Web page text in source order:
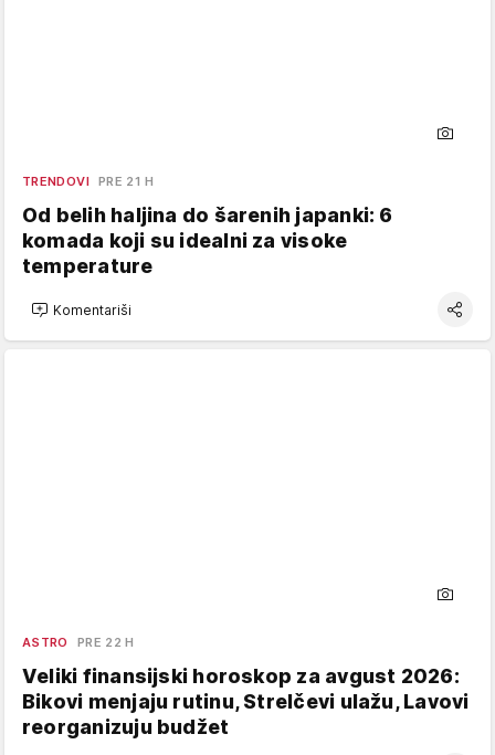
TRENDOVI PRE 21 H
Od belih haljina do šarenih japanki: 6
komada koji su idealni za visoke
temperature
Komentariši
ASTRO PRE 22 H
Veliki finansijski horoskop za avgust 2026:
Bikovi menjaju rutinu, Strelčevi ulažu, Lavovi
reorganizuju budžet